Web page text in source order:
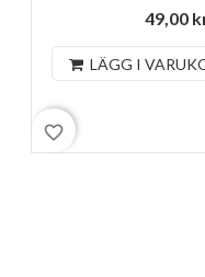
49,00
LÄGG I
favorite_border